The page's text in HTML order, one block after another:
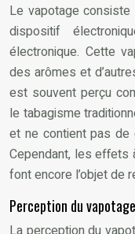
Le vapotage consiste
dispositif
électronique. Cette
des arômes et
est souvent perçu
le tabagisme
et ne contient pas de
Cependant, les effets
font encore l’objet de
Perception du vapotage